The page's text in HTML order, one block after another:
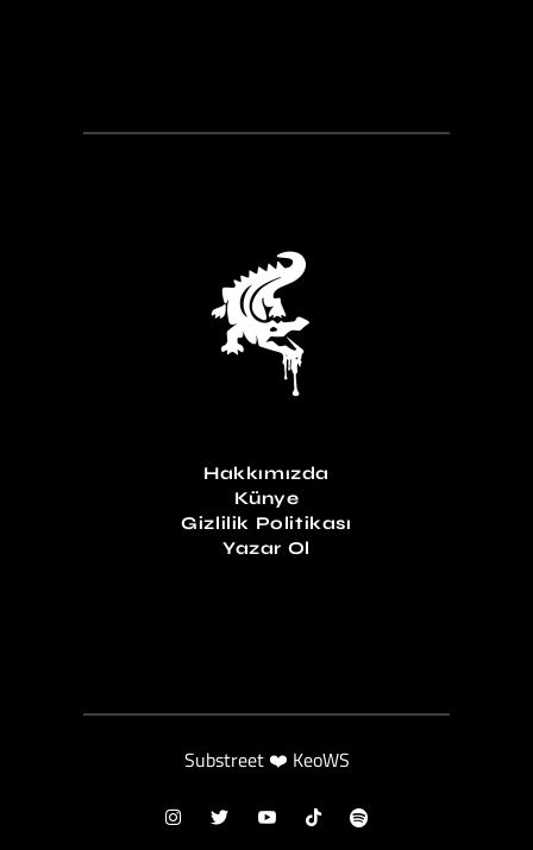
Hakkımızda
Künye
Gizlilik Politikası
Yazar Ol
Substreet ❤️ KeoWS